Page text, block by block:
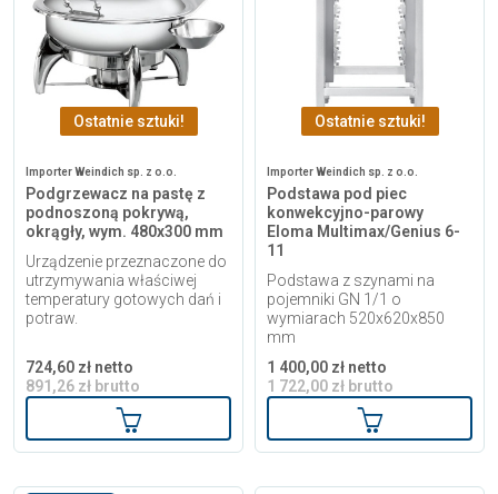
Ostatnie sztuki!
Importer Weindich sp. z o.o.
Podgrzewacz na pastę z
podnoszoną pokrywą,
okrągły, wym. 480x300 mm
Urządzenie przeznaczone do
utrzymywania właściwej
temperatury gotowych dań i
potraw.
724,60 zł netto
891,26 zł brutto
Dodaj do koszyka
Ostatnie sztuki!
Importer Weindich sp. z o.o.
Podstawa pod piec
konwekcyjno-parowy
Eloma Multimax/Genius 6-
11
Podstawa z szynami na
pojemniki GN 1/1 o
wymiarach 520x620x850
mm
1 400,00 zł netto
1 722,00 zł brutto
Dodaj do